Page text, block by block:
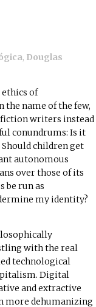
, Douglas
of
name of the few,
fiction writers instead
conundrums: Is it
children get
autonomous
over those of its
be run as
my identity?
with the real
technological
Digital
and extractive
more dehumanizing